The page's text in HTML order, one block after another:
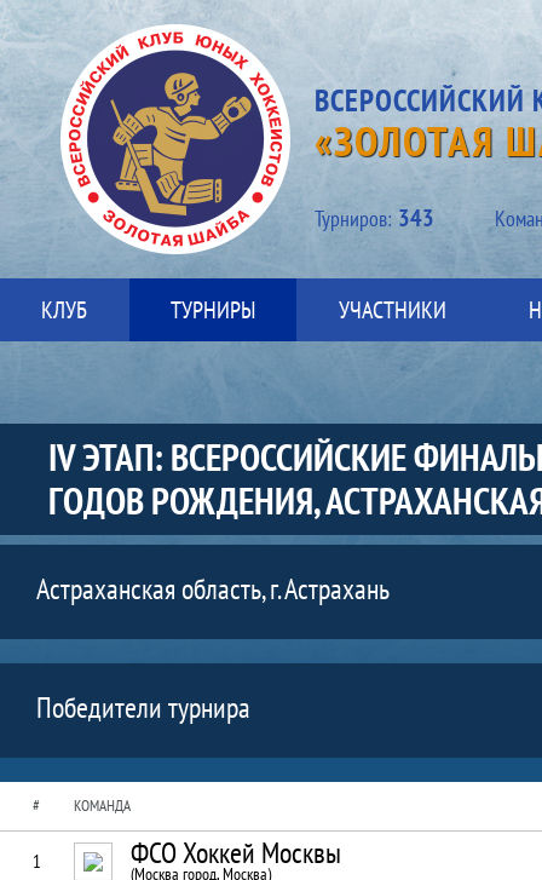
«ЗОЛОТАЯ
Турниров: 343
КЛУБ ТУРНИРЫ УЧАСТНИКИ
IV ЭТАП: ВСЕРОССИЙСКИЕ
ГОДОВ РОЖДЕНИЯ,
Астраханская область, г. Астрахань
Победители турнира
# КОМАНДА
1 ФСО Хоккей Москвы
(Москва город, Москва)